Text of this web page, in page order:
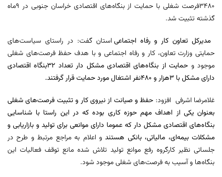
۳۴۸۰فرصت شغلی با حمایت از بنگاه‌های اقتصادی خراسان جنوبی در ۹ماه
گذشته تثبیت شد.
مدیرکل تعاون کار و رفاه اجتماعی استان گفت: در راستای سیاست‌های
حمایتی وزارت تعاون، کار و رفاه اجتماعی و با هدف حفظ فرصت‌های شغلی
موجود و
حمایت از بنگاه‌های اقتصادی مشکل دار تعداد ۳۲بنگاه اقتصادی
دارای مشکل با ۳هزار و ۴۸۰نفر اشتغال مورد حمایت قرار گرفتند.
غلامرضا اشرفی افزود: حفظ و صیانت از نیروی کار و تثبیت فرصت‌های شغلی
بعنوان یکی از اهداف مهم حوزه کاری بوده که در این راستا با شناسایی
بنگاه‌های اقتصادی مشکل دار که عموما دارای موانعی برای تولید و بازاریابی و
مشکلات بیمه‌ای، مالیاتی، بانکی هستندو اعلام به مراجع مرتبط و طرح در
جلساتی نظیر کارگروه رفع موانع تولید تلاش شده مانع توقف فعالیات این
بنگاه‌ها و آسیب به فرصت‌های شغلی موجود شود.